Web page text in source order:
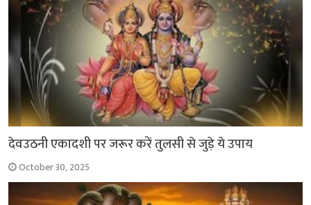
देवउठनी एकादशी पर जरूर करें तुलसी से जुड़े ये उपाय
October 30, 2025